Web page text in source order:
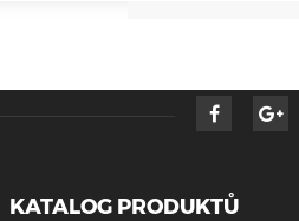
KATALOG PRODUKTŮ